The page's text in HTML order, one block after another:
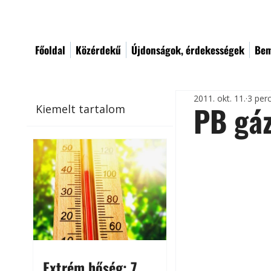
Főoldal Közérdekű Újdonságok, érdekességek
Kiemelt tartalom PB
2011. okt. 11. 3